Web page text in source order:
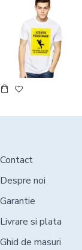
Contact
Despre noi
Garantie
Livrare si plata
Ghid de masuri